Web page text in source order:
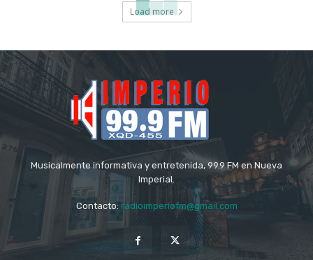
Load more
Musicalmente informativa y entretenida, 99.9 FM en Nueva
Imperial.
Contacto:radioimperiofm@gmail.com